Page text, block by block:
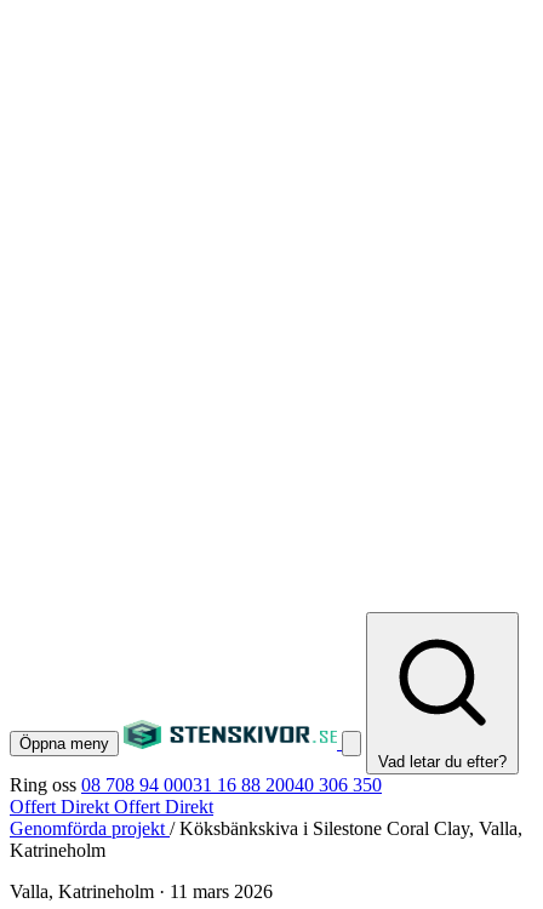
Öppna meny
Vad letar du efter?
Ring oss 08 708 94 00031 16 88 20040 306 350
Offert Direkt Offert Direkt
Genomförda projekt / Köksbänkskiva i Silestone Coral Clay, Valla,
Katrineholm
Valla, Katrineholm · 11 mars 2026